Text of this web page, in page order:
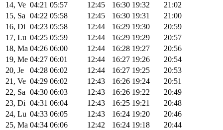
14, Ve 04:21 05:57 12:45 16:30 19:32
21:02
15, Sa 04:22 05:58 12:45 16:30 19:31
21:00
16, Di 04:23 05:58 12:44 16:29 19:30
20:59
17, Lu 04:25 05:59 12:44 16:29 19:29
20:57
18, Ma 04:26 06:00 12:44 16:28 19:27
20:56
19, Me 04:27 06:01 12:44 16:27 19:26
20:54
20, Je
04:28 06:02 12:44 16:27 19:25
20:53
21, Ve 04:29 06:02 12:43 16:26 19:24
20:51
22, Sa 04:30 06:03 12:43 16:26 19:22
20:49
23, Di 04:31 06:04 12:43 16:25 19:21
20:48
24, Lu 04:33 06:05 12:43 16:24 19:20
20:46
25, Ma 04:34 06:06 12:42 16:24 19:18
20:44